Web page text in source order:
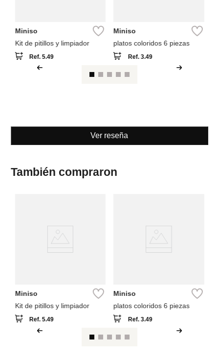
Miniso
Kit de pitillos y limpiador
Ref.5.49
Miniso
platos coloridos 6 piezas
Ref. 3.49
Ver reseña
También compraron
Miniso
Kit de pitillos y limpiador
Ref.5.49
Miniso
platos coloridos 6 piezas
Ref. 3.49